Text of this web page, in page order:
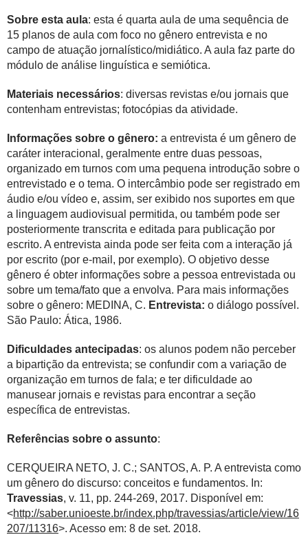
Sobre esta aula: esta é quarta aula de uma sequência de
15 planos de aula com foco no gênero entrevista e no
campo de atuação jornalístico/midiático. A aula faz parte do
módulo de análise linguística e semiótica.
Materiais necessários: diversas revistas e/ou jornais que
contenham entrevistas; fotocópias da atividade.
Informações sobre o gênero: a entrevista é um gênero de
caráter interacional, geralmente entre duas pessoas,
organizado em turnos com uma pequena introdução sobre o
entrevistado e o tema. O intercâmbio pode ser registrado em
áudio e/ou vídeo e, assim, ser exibido nos suportes em que
a linguagem audiovisual permitida, ou também pode ser
posteriormente transcrita e editada para publicação por
escrito. A entrevista ainda pode ser feita com a interação já
por escrito (por e-mail, por exemplo). O objetivo desse
gênero é obter informações sobre a pessoa entrevistada ou
sobre um tema/fato que a envolva. Para mais informações
sobre o gênero: MEDINA, C. Entrevista: o diálogo possível.
São Paulo: Ática, 1986.
Dificuldades antecipadas: os alunos podem não perceber
a bipartição da entrevista; se confundir com a variação de
organização em turnos de fala; e ter dificuldade ao
manusear jornais e revistas para encontrar a seção
específica de entrevistas.
Referências sobre o assunto:
CERQUEIRA NETO, J. C.; SANTOS, A. P. A entrevista como
um gênero do discurso: conceitos e fundamentos. In:
Travessias, v. 11, pp. 244-269, 2017. Disponível em:
<http://saber.unioeste.br/index.php/travessias/article/view/16
207/11316>. Acesso em: 8 de set. 2018.